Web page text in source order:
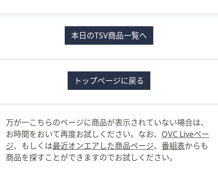
本日のTSV商品一覧へ
トップページに戻る
万が一こちらのページに商品が表示されていない場合は、
お時間をおいて再度お試しください。なお、 QVC Liveペー
ジ、もしくは最近オンエアした商品ページ、 番組表からも
商品を探すことができますのでお試しください。